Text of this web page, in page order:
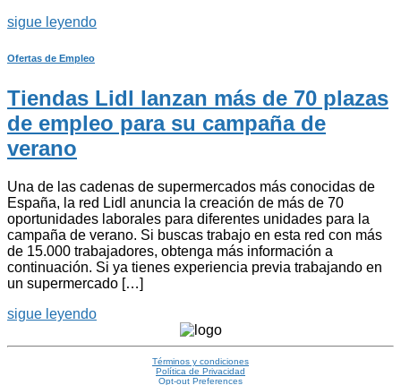
sigue leyendo
Ofertas de Empleo
Tiendas Lidl lanzan más de 70 plazas
de empleo para su campaña de
verano
Una de las cadenas de supermercados más conocidas de
España, la red Lidl anuncia la creación de más de 70
oportunidades laborales para diferentes unidades para la
campaña de verano. Si buscas trabajo en esta red con más
de 15.000 trabajadores, obtenga más información a
continuación. Si ya tienes experiencia previa trabajando en
un supermercado […]
sigue leyendo
Términos y condiciones
Política de Privacidad
Opt-out Preferences